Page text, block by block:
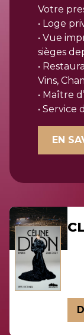
Votre
• Loge
• Vue
sièges
•
Vins,
• Maître
• Service
EN